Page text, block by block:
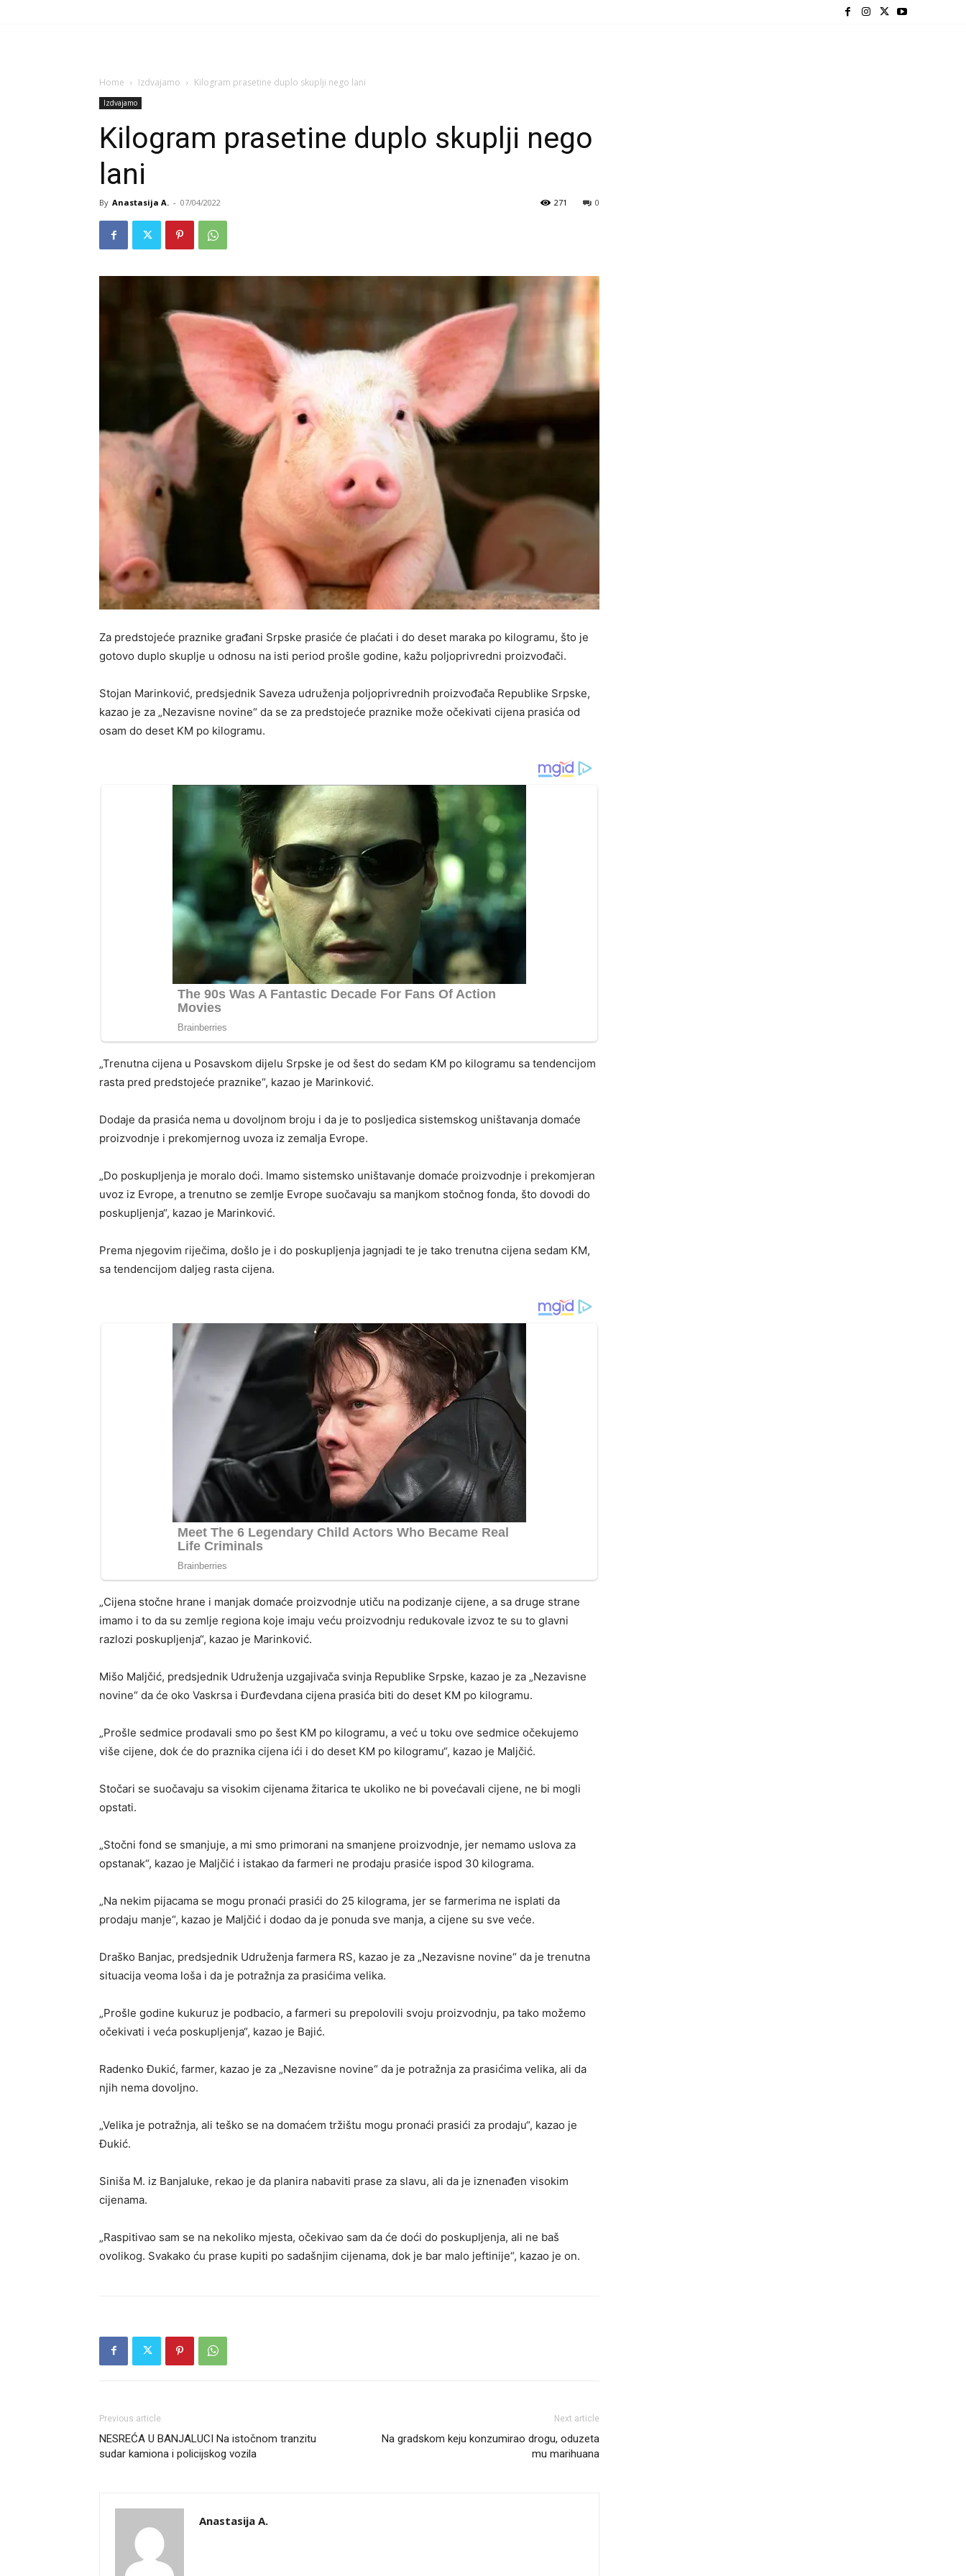
Home Izdvajamo Kilogram prasetine duplo skuplji nego lani
Izdvajamo
Kilogram prasetine duplo skuplji nego
lani
By Anastasija A. - 07/04/2022 0
271
Za predstojeće praznike građani Srpske prasiće će plaćati i do deset maraka po kilogramu, što je
gotovo duplo skuplje u odnosu na isti period prošle godine, kažu poljoprivredni proizvođači.
Stojan Marinković, predsjednik Saveza udruženja poljoprivrednih proizvođača Republike Srpske,
kazao je za „Nezavisne novine“ da se za predstojeće praznike može očekivati cijena prasića od
osam do deset KM po kilogramu.
„Trenutna cijena u Posavskom dijelu Srpske je od šest do sedam KM po kilogramu sa tendencijom
rasta pred predstojeće praznike“, kazao je Marinković.
Dodaje da prasića nema u dovoljnom broju i da je to posljedica sistemskog uništavanja domaće
proizvodnje i prekomjernog uvoza iz zemalja Evrope.
„Do poskupljenja je moralo doći. Imamo sistemsko uništavanje domaće proizvodnje i prekomjeran
uvoz iz Evrope, a trenutno se zemlje Evrope suočavaju sa manjkom stočnog fonda, što dovodi do
poskupljenja“, kazao je Marinković.
Prema njegovim riječima, došlo je i do poskupljenja jagnjadi te je tako trenutna cijena sedam KM,
sa tendencijom daljeg rasta cijena.
„Cijena stočne hrane i manjak domaće proizvodnje utiču na podizanje cijene, a sa druge strane
imamo i to da su zemlje regiona koje imaju veću proizvodnju redukovale izvoz te su to glavni
razlozi poskupljenja“, kazao je Marinković.
Mišo Maljčić, predsjednik Udruženja uzgajivača svinja Republike Srpske, kazao je za „Nezavisne
novine“ da će oko Vaskrsa i Đurđevdana cijena prasića biti do deset KM po kilogramu.
„Prošle sedmice prodavali smo po šest KM po kilogramu, a već u toku ove sedmice očekujemo
više cijene, dok će do praznika cijena ići i do deset KM po kilogramu“, kazao je Maljčić.
Stočari se suočavaju sa visokim cijenama žitarica te ukoliko ne bi povećavali cijene, ne bi mogli
opstati.
„Stočni fond se smanjuje, a mi smo primorani na smanjene proizvodnje, jer nemamo uslova za
opstanak“, kazao je Maljčić i istakao da farmeri ne prodaju prasiće ispod 30 kilograma.
„Na nekim pijacama se mogu pronaći prasići do 25 kilograma, jer se farmerima ne isplati da
prodaju manje“, kazao je Maljčić i dodao da je ponuda sve manja, a cijene su sve veće.
Draško Banjac, predsjednik Udruženja farmera RS, kazao je za „Nezavisne novine“ da je trenutna
situacija veoma loša i da je potražnja za prasićima velika.
„Prošle godine kukuruz je podbacio, a farmeri su prepolovili svoju proizvodnju, pa tako možemo
očekivati i veća poskupljenja“, kazao je Bajić.
Radenko Đukić, farmer, kazao je za „Nezavisne novine“ da je potražnja za prasićima velika, ali da
njih nema dovoljno.
„Velika je potražnja, ali teško se na domaćem tržištu mogu pronaći prasići za prodaju“, kazao je
Đukić.
Siniša M. iz Banjaluke, rekao je da planira nabaviti prase za slavu, ali da je iznenađen visokim
cijenama.
„Raspitivao sam se na nekoliko mjesta, očekivao sam da će doći do poskupljenja, ali ne baš
ovolikog. Svakako ću prase kupiti po sadašnjim cijenama, dok je bar malo jeftinije“, kazao je on.
Previous article
NESREĆA U BANJALUCI Na istočnom tranzitu
sudar kamiona i policijskog vozila
Next article
Na gradskom keju konzumirao drogu, oduzeta
mu marihuana
Anastasija A.